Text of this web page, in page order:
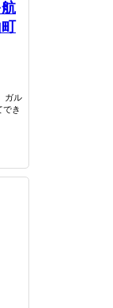
ガル
でき